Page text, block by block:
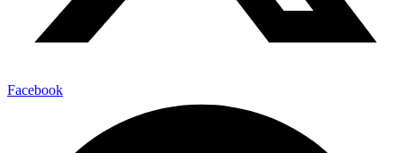
Facebook